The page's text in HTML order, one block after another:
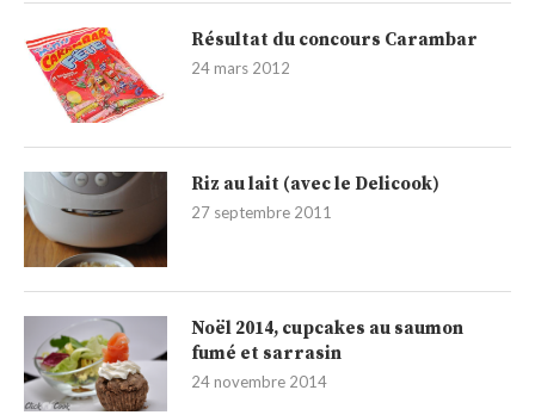
Résultat du concours Carambar
24 mars 2012
Riz au lait (avec le Delicook)
27 septembre 2011
Noël 2014, cupcakes au saumon
fumé et sarrasin
24 novembre 2014